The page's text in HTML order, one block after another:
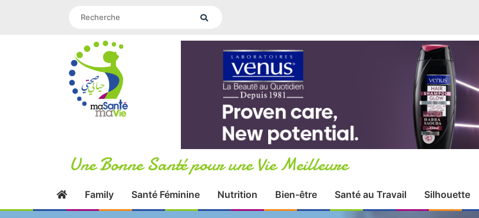
Une Bonne Santé pour une Vie Meilleure
Family Santé Féminine Nutrition Bien-être Santé au Travail Silhouette